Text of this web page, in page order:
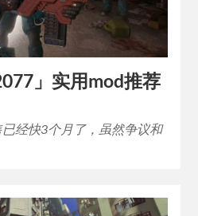
」实用mod推荐
已经快3个月了，虽然争议和